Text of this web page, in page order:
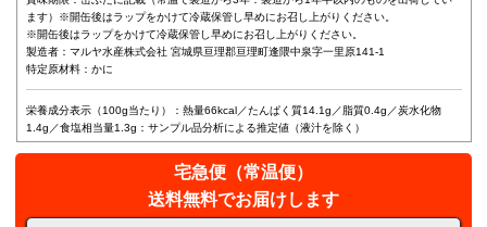
ます）※開缶後はラップをかけて冷蔵保管し早めにお召し上がりください。
※開缶後はラップをかけて冷蔵保管し早めにお召し上がりください。
製造者：マルヤ水産株式会社 宮城県亘理郡亘理町逢隈中泉字一里原141-1
特定原材料：かに
栄養成分表示（100g当たり）：熱量66kcal／たんぱく質14.1g／脂質0.4g／炭水化物
1.4g／食塩相当量1.3g：サンプル品分析による推定値（液汁を除く）
宅急便（常温便）
送料無料でお届けします